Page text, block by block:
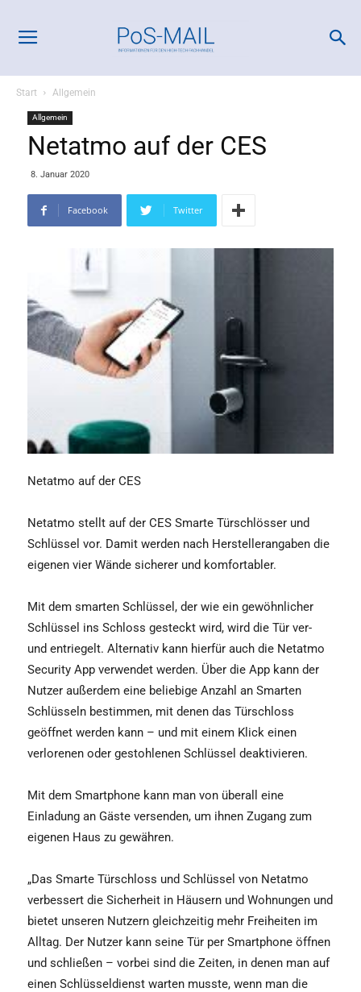
Start Allgemein
Allgemein
Netatmo auf der CES
8. Januar 2020
Facebook Twitter
Netatmo auf der CES
Netatmo stellt auf der CES Smarte Türschlösser und
Schlüssel vor. Damit werden nach Herstellerangaben die
eigenen vier Wände sicherer und komfortabler.
Mit dem smarten Schlüssel, der wie ein gewöhnlicher
Schlüssel ins Schloss gesteckt wird, wird die Tür ver-
und entriegelt. Alternativ kann hierfür auch die Netatmo
Security App verwendet werden. Über die App kann der
Nutzer außerdem eine beliebige Anzahl an Smarten
Schlüsseln bestimmen, mit denen das Türschloss
geöffnet werden kann – und mit einem Klick einen
verlorenen oder gestohlenen Schlüssel deaktivieren.
Mit dem Smartphone kann man von überall eine
Einladung an Gäste versenden, um ihnen Zugang zum
eigenen Haus zu gewähren.
„Das Smarte Türschloss und Schlüssel von Netatmo
verbessert die Sicherheit in Häusern und Wohnungen und
bietet unseren Nutzern gleichzeitig mehr Freiheiten im
Alltag. Der Nutzer kann seine Tür per Smartphone öffnen
und schließen – vorbei sind die Zeiten, in denen man auf
einen Schlüsseldienst warten musste, wenn man die